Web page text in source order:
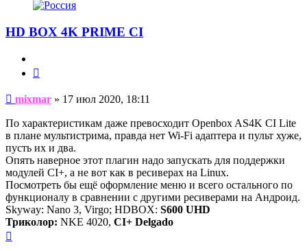
HD BOX 4K PRIME CI
Сообщение
mixmar » 17 июл 2020, 18:11
По характеристикам даже превосходит Openbox AS4K CI Lite
в плане мультистрима, правда нет Wi-Fi адаптера и пульт хуже,
пусть их и два.
Опять наверное этот плагин надо запускать для поддержки
модулей CI+, а не вот как в ресиверах на Linux.
Посмотреть бы ещё оформление меню и всего остального по
функционалу в сравнении с другими ресиверами на Андроид.
Skyway: Nano 3, Virgo; HDBOX: S600 UHD
Триколор: NKE 4020, CI+ Delgado